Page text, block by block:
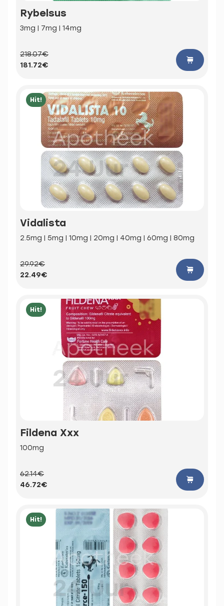
Rybelsus
3mg | 7mg | 14mg
218.07€
181.72€
Hit!
Vidalista
2.5mg | 5mg | 10mg | 20mg | 40mg | 60mg | 80mg
29.92€
22.49€
Hit!
Fildena Xxx
100mg
62.14€
46.72€
Hit!